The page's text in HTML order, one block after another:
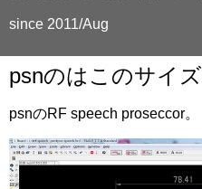
since 2011/Aug
psnのはこのサイズ
psnのRF speech proseccor。